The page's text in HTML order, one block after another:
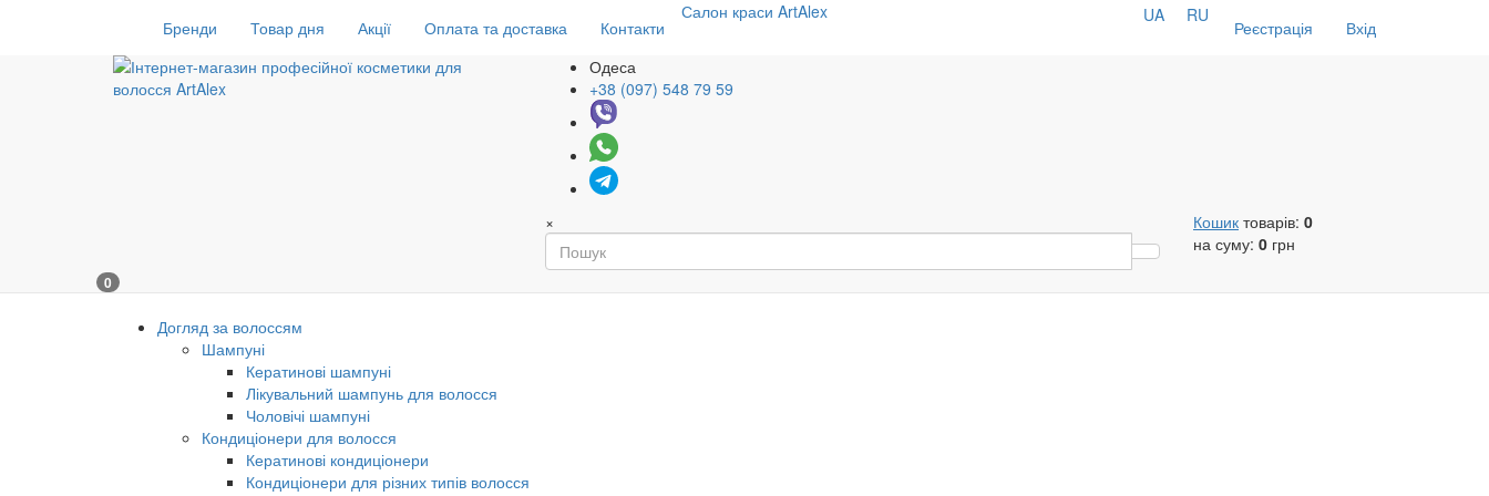
Бренди Товар дня Акції Оплата та доставка Контакти
Салон краси ArtAlex
Реєстрація Вхід
UA RU
Одеса
+38 (097) 548 79 59
× Кошик товарів: 0
на суму: 0 грн
0
Догляд за волоссям
Шампуні
Кератинові шампуні
Лікувальний шампунь для волосся
Чоловічі шампуні
Кондиціонери для волосся
Кератинові кондиціонери
Кондиціонери для різних типів волосся